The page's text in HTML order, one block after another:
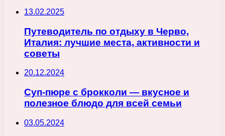
13.02.2025
Путеводитель по отдыху в Черво,
Италия: лучшие места, активности и
советы
20.12.2024
Суп-пюре с брокколи — вкусное и
полезное блюдо для всей семьи
03.05.2024